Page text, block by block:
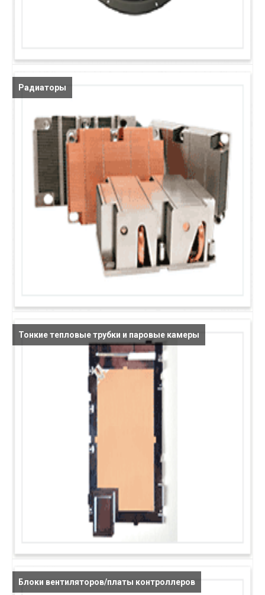
Радиаторы
Тонкие тепловые трубки и паровые камеры
Блоки вентиляторов/платы контроллеров